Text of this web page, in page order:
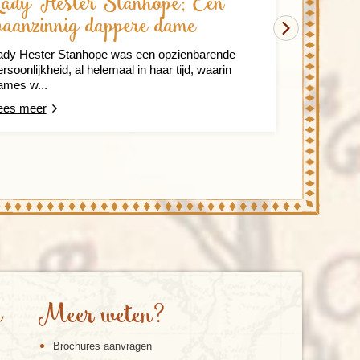
dappere dame
Hester Stanhope was een opzienbarende
al helemaal in haar tijd, waarin
w...
meer
keuken
De
opmars in
direct z...
Lees meer
Meer weten?
Brochures aanvragen